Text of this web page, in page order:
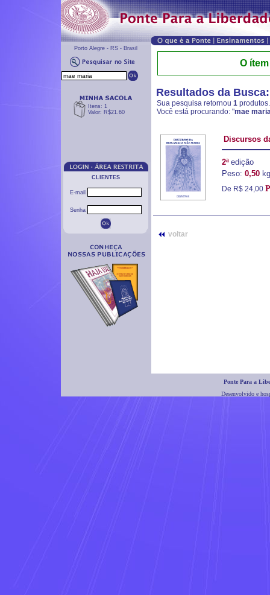
Porto Alegre - RS - Brasil
Itens: 1
Valor: R$21.60
CLIENTES
E-mail
Senha
O
Resultados da Busca:
Sua pesquisa retornou 1produtos.
Você está procurando: "mae
Discursos
2ª edição
Peso: 0,50 kg
De R$ 24,00
voltar
Ponte Para a
Desenvolvido e